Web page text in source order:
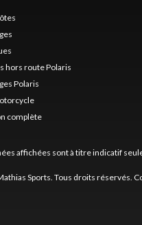
hors route Polaris
Polaris
complète
affichées sont à titre indicatif
Sports. Tous droits réservés.